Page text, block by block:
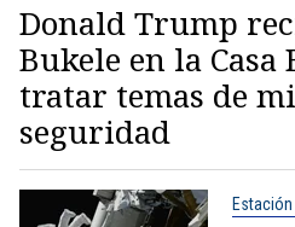
Donald Trump
Bukele en la Casa
tratar temas de
seguridad